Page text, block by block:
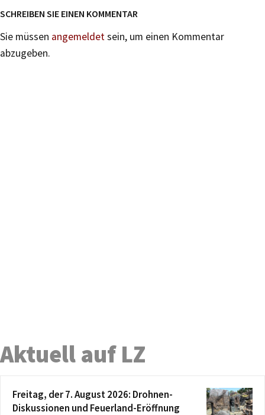
SCHREIBEN SIE EINEN KOMMENTAR
Sie müssen angemeldetsein, um einen Kommentar
abzugeben.
Aktuell auf LZ
Freitag, der 7. August 2026: Drohnen-
Diskussionen und Feuerland-Eröffnung